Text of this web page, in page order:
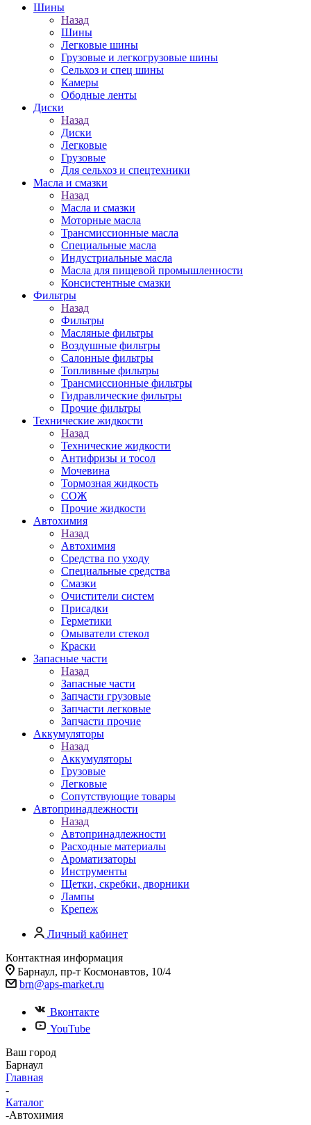
Шины
Назад
Шины
Легковые шины
Грузовые и легкогрузовые шины
Сельхоз и спец шины
Камеры
Ободные ленты
Диски
Назад
Диски
Легковые
Грузовые
Для сельхоз и спецтехники
Масла и смазки
Назад
Масла и смазки
Моторные масла
Трансмиссионные масла
Специальные масла
Индустриальные масла
Масла для пищевой промышленности
Консистентные смазки
Фильтры
Назад
Фильтры
Масляные фильтры
Воздушные фильтры
Салонные фильтры
Топливные фильтры
Трансмиссионные фильтры
Гидравлические фильтры
Прочие фильтры
Технические жидкости
Назад
Технические жидкости
Антифризы и тосол
Мочевина
Тормозная жидкость
СОЖ
Прочие жидкости
Автохимия
Назад
Автохимия
Средства по уходу
Специальные средства
Смазки
Очистители систем
Присадки
Герметики
Омыватели стекол
Краски
Запасные части
Назад
Запасные части
Запчасти грузовые
Запчасти легковые
Запчасти прочие
Аккумуляторы
Назад
Аккумуляторы
Грузовые
Легковые
Сопутствующие товары
Автопринадлежности
Назад
Автопринадлежности
Расходные материалы
Ароматизаторы
Инструменты
Щетки, скребки, дворники
Лампы
Крепеж
Личный кабинет
Контактная информация
Барнаул, пр-т Космонавтов, 10/4
brn@aps-market.ru
Вконтакте
YouTube
Ваш город
Барнаул
Главная
-
Каталог
-Автохимия